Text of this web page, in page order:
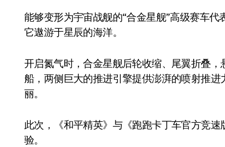
能够变形为宇宙战舰的“合金星舰”高级赛车
它遨游于星辰的海洋。
开启氮气时，合金星舰后轮收缩、尾翼折叠
船，两侧巨大的推进引擎提供澎湃的喷射推
丽。
此次，《和平精英》与《跑跑卡丁车官方竞
验。